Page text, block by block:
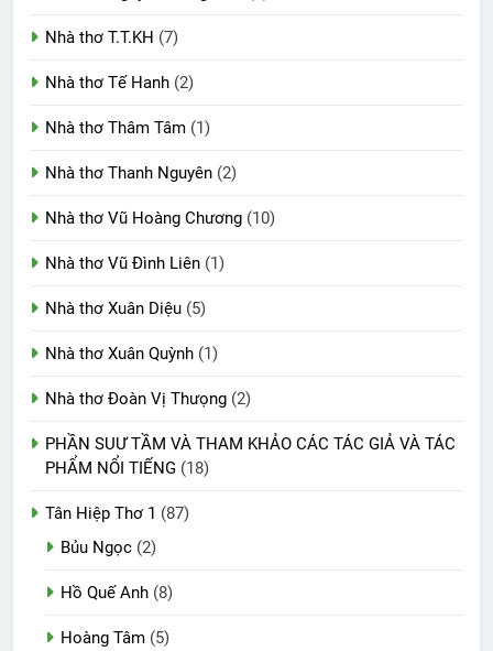
Nhà thơ T.T.KH (7)
Nhà thơ Tế Hanh (2)
Nhà thơ Thâm Tâm (1)
Nhà thơ Thanh Nguyên (2)
Nhà thơ Vũ Hoàng Chương (10)
Nhà thơ Vũ Đình Liên (1)
Nhà thơ Xuân Diệu (5)
Nhà thơ Xuân Quỳnh (1)
Nhà thơ Đoàn Vị Thưọng (2)
PHẦN SUƯ TẦM VÀ THAM KHẢO CÁC TÁC GIẢ VÀ TÁC
PHẨM NỔI TIẾNG (18)
Tân Hiệp Thơ 1 (87)
Bủu Ngọc (2)
Hồ Quế Anh (8)
Hoàng Tâm (5)